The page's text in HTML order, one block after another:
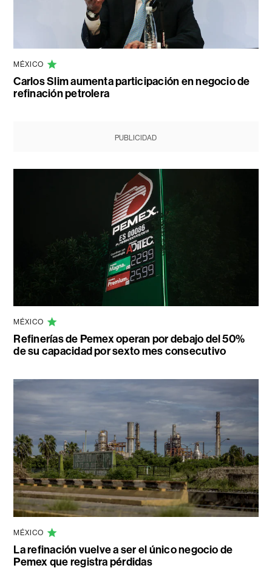
MÉXICO
Carlos Slim aumenta participación en negocio de
refinación petrolera
PUBLICIDAD
MÉXICO
Refinerías de Pemex operan por debajo del 50%
de su capacidad por sexto mes consecutivo
MÉXICO
La refinación vuelve a ser el único negocio de
Pemex que registra pérdidas